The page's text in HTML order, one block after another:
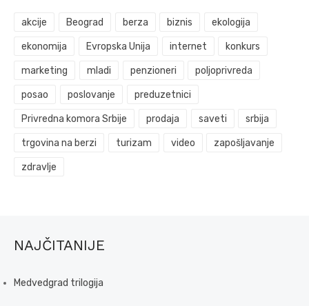
akcije Beograd berza biznis ekologija
ekonomija Evropska Unija internet konkurs
marketing mladi penzioneri poljoprivreda
posao poslovanje preduzetnici
Privredna komora Srbije prodaja saveti srbija
trgovina na berzi turizam video zapošljavanje
zdravlje
NAJČITANIJE
Medvedgrad trilogija